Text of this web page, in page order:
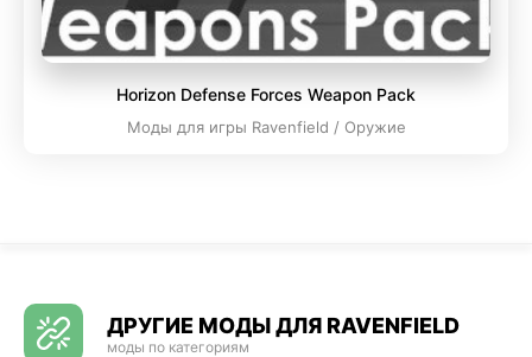
Horizon Defense Forces Weapon Pack
Моды для игры Ravenfield / Оружие
ДРУГИЕ МОДЫ ДЛЯ RAVENFIELD
моды по категориям